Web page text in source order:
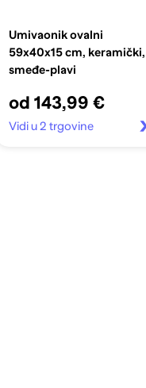
Umivaonik ovalni
59x40x15 cm, keramički,
smeđe-plavi
od 143,99 €
Vidi u 2 trgovine